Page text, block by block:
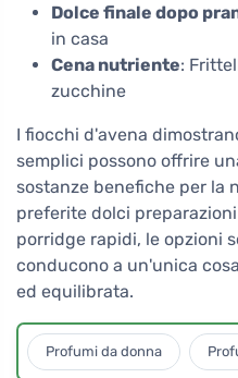
Dolce finale dopo
in casa
Cena nutriente:
zucchine
I fiocchi d'avena
semplici possono offrire
sostanze benefiche per la
preferite dolci
porridge rapidi, le opzioni
conducono a un'unica
ed equilibrata.
Profumi da donna